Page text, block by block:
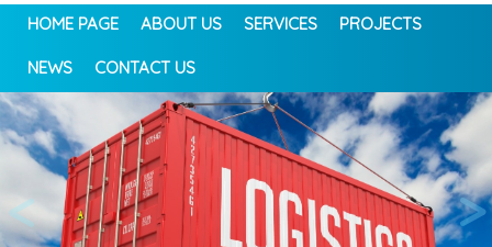
HOME PAGE ABOUT US SERVICES PROJECTS
NEWS CONTACT US
< >